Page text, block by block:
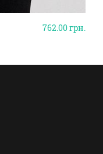
762.00грн.